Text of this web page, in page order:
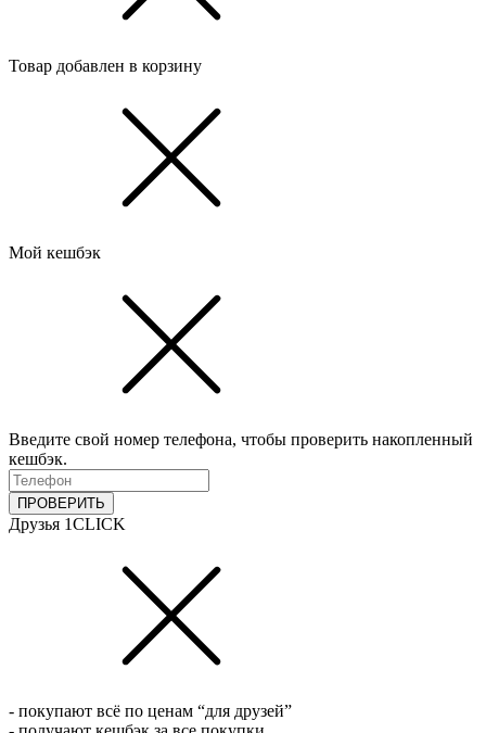
Товар добавлен в корзину
Мой кешбэк
Введите свой номер телефона, чтобы проверить накопленный
кешбэк.
ПРОВЕРИТЬ
Друзья 1CLICK
- покупают всё по ценам “для друзей”